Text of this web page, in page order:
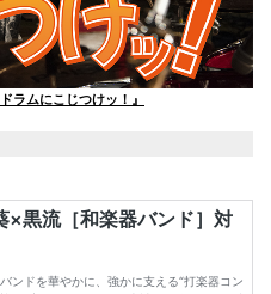
ラムにこじつけッ！』